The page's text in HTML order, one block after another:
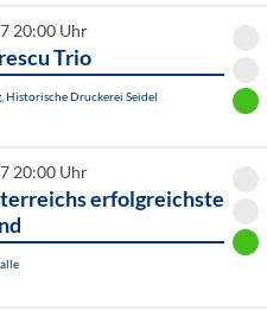
20:00 Uhr
Trio
Historische Druckerei Seidel
20:00 Uhr
erfolgreichste